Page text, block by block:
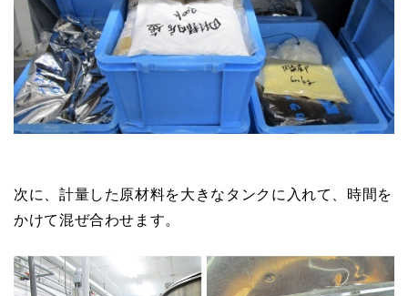
次に、計量した原材料を大きなタンクに入れて、時間を
かけて混ぜ合わせます。